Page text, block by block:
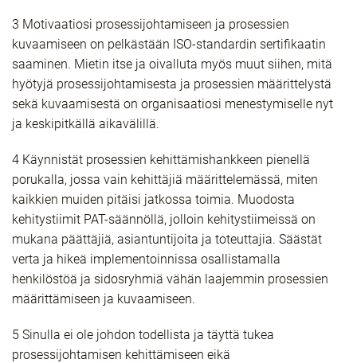
3 Motivaatiosi prosessijohtamiseen ja prosessien
kuvaamiseen on pelkästään ISO-standardin sertifikaatin
saaminen. Mietin itse ja oivalluta myös muut siihen, mitä
hyötyjä prosessijohtamisesta ja prosessien määrittelystä
sekä kuvaamisestä on organisaatiosi menestymiselle nyt
ja keskipitkällä aikavälillä.
4 Käynnistät prosessien kehittämishankkeen pienellä
porukalla, jossa vain kehittäjiä määrittelemässä, miten
kaikkien muiden pitäisi jatkossa toimia. Muodosta
kehitystiimit PAT-säännöllä, jolloin kehitystiimeissä on
mukana päättäjiä, asiantuntijoita ja toteuttajia. Säästät
verta ja hikeä implementoinnissa osallistamalla
henkilöstöä ja sidosryhmiä vähän laajemmin prosessien
määrittämiseen ja kuvaamiseen.
5 Sinulla ei ole johdon todellista ja täyttä tukea
prosessijohtamisen kehittämiseen eikä